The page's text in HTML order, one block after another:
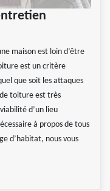
maison est loin d’être
est un critère
que soit les attaques
toiture est très
d’un lieu
à propos de tous
d’habitat, nous vous